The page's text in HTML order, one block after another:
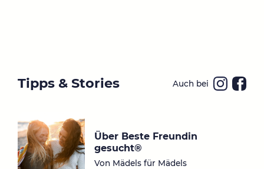
Tipps & Stories Auch bei
Über Beste Freundin
gesucht®
Von Mädels für Mädels